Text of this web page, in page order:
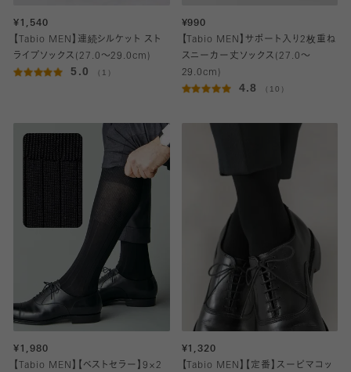
¥1,540
【Tabio MEN】連続シルケット スト
ライプソックス(27.0～29.0cm)
5.0 （1）
¥990
【Tabio MEN】サポート入り2枚重ね
スニーカー丈ソックス(27.0～
29.0cm)
4.8 （10）
¥1,980
【Tabio MEN】【ベストセラー】9×2
¥1,320
【Tabio MEN】【定番】スーピマコッ